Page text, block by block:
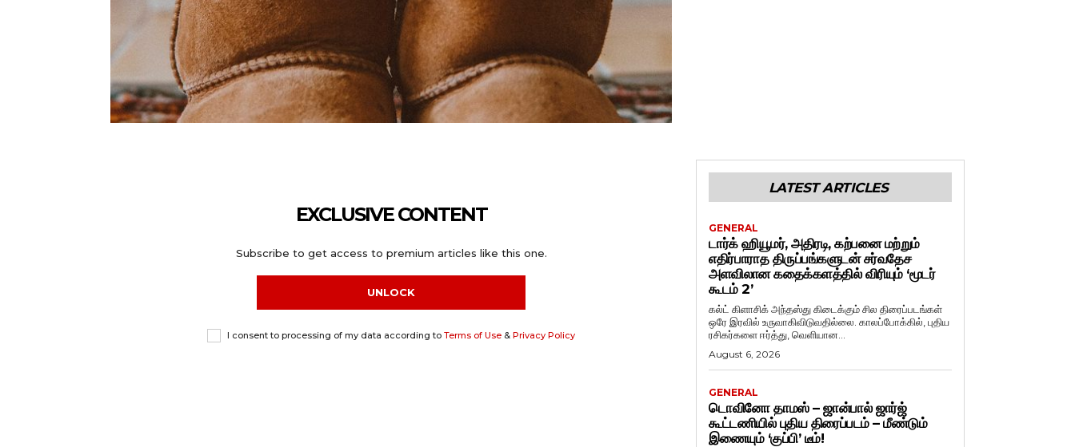
EXCLUSIVE CONTENT
Subscribe to get access to premium articles like this one.
UNLOCK
I consent to processing of my data according to Terms of Use & Privacy Policy
LATEST ARTICLES
GENERAL
டார்க் ஹியூமர், அதிரடி, கற்பனை மற்றும்
எதிர்பாராத திருப்பங்களுடன் சர்வதேச
அளவிலான கதைக்களத்தில் விரியும் ‘மூடர்
கூடம் 2’
கல்ட் கிளாசிக் அந்தஸ்து கிடைக்கும் சில திரைப்படங்கள்
ஒரே இரவில் உருவாகிவிடுவதில்லை. காலப்போக்கில், புதிய
ரசிகர்களை ஈர்த்து, வெளியான...
August 6, 2026
GENERAL
டொவினோ தாமஸ் – ஜான்பால் ஜார்ஜ்
கூட்டணியில் புதிய திரைப்படம் – மீண்டும்
இணையும் ‘குப்பி’ டீம்!